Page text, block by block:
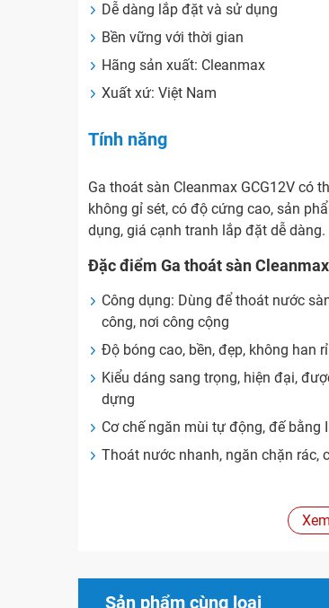
Dễ dàng lắp đặt và sử dụng
Bền vững với thời gian
Hãng sản xuất: Cleanmax
Xuất xứ: Việt Nam
Tính năng
Ga thoát sàn Cleanmax GCG12V có
không gỉ sét, có độ cứng cao, sản
dụng, giá cạnh tranh lắp đặt dễ dàng.
Đặc điểm Ga thoát sàn
Công dụng: Dùng để thoát nước
công, nơi công cộng
Độ bóng cao, bền, đẹp, không han
Kiểu dáng sang trọng, hiện đại,
dựng
Cơ chế ngăn mùi tự động, đế bằng
Thoát nước nhanh, ngăn chặn rác,
Sản phẩm cùng loại